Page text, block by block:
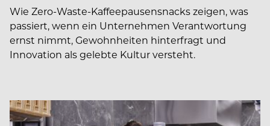
Wie Zero-Waste-Kaffeepausensnacks zeigen, was
passiert, wenn ein Unternehmen Verantwortung
ernst nimmt, Gewohnheiten hinterfragt und
Innovation als gelebte Kultur versteht.